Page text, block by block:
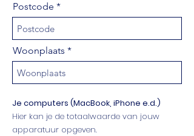
Postcode
Woonplaats
Je computers (MacBook, iPhone e.d.)
Hier kan je de totaalwaarde van jouw
apparatuur opgeven.